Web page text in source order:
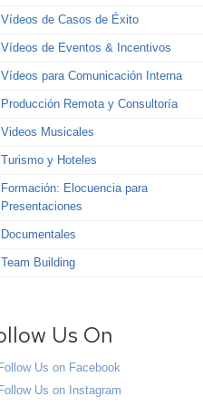
Vídeos de Casos de Éxito
Vídeos de Eventos & Incentivos
Vídeos para Comunicación Interna
Producción Remota y Consultoría
Videos Musicales
Turismo y Hoteles
Formación: Elocuencia para
Presentaciones
Documentales
Team Building
Us On